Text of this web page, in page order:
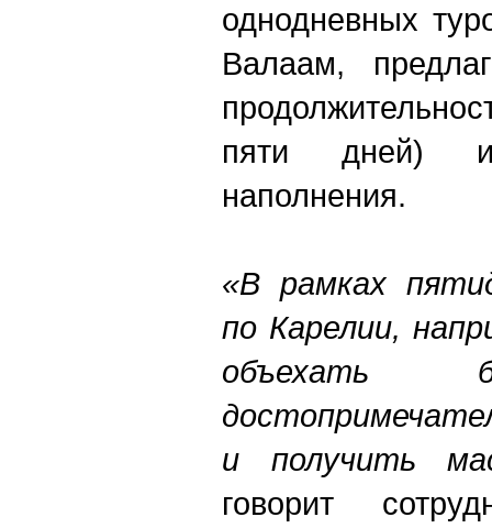
однодневных
Валаам,
пяти дней) и
наполнения.
«В рамках
по Карелии,
объехать
и получить
говорит